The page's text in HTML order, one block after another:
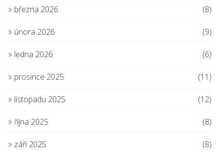
března 2026 (8)
února 2026 (9)
ledna 2026 (6)
prosince 2025 (11)
listopadu 2025 (12)
října 2025 (8)
září 2025 (8)